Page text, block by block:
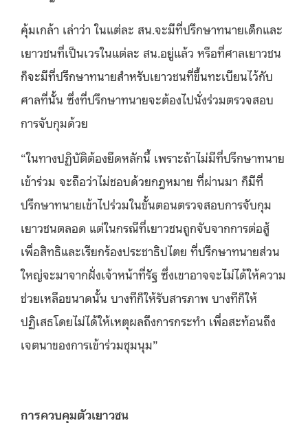
คุ้มเกล้า เล่าว่า ในแต่ละ สน.จะมีที่ปรึกษาทนายเด็กและ
เยาวชนที่เป็นเวรในแต่ละ สน.อยู่แล้ว หรือที่ศาลเยาวชน
ก็จะมีที่ปรึกษาทนายสำหรับเยาวชนที่ขึ้นทะเบียนไว้กับ
ศาลที่นั้น ซึ่งที่ปรึกษาทนายจะต้องไปนั่งร่วมตรวจสอบ
การจับกุมด้วย
“ในทางปฏิบัติต้องยึดหลักนี้ เพราะถ้าไม่มีที่ปรึกษาทนาย
เข้าร่วม จะถือว่าไม่ชอบด้วยกฎหมาย ที่ผ่านมา ก็มีที่
ปรึกษาทนายเข้าไปร่วมในขั้นตอนตรวจสอบการจับกุม
เยาวชนตลอด แต่ในกรณีที่เยาวชนถูกจับจากการต่อสู้
เพื่อสิทธิและเรียกร้องประชาธิปไตย ที่ปรึกษาทนายส่วน
ใหญ่จะมาจากฝั่งเจ้าหน้าที่รัฐ ซึ่งเขาอาจจะไม่ได้ให้ความ
ช่วยเหลือขนาดนั้น บางทีก็ให้รับสารภาพ บางทีก็ให้
ปฏิเสธโดยไม่ได้ให้เหตุผลถึงการกระทำ เพื่อสะท้อนถึง
เจตนาของการเข้าร่วมชุมนุม”
การควบคุมตัวเยาวชน